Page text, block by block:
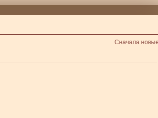
Сначала